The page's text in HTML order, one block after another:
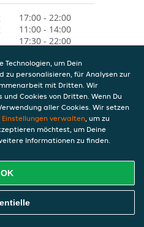
17:00 - 22:00
11:00 - 14:00
17:30 - 22:00
17:30 - 22:00
11:00 - 14:00
17:30 - 22:00
11:00 - 14:00
17:30 - 22:00
11:00 - 14:00
17:30 - 22:00
11:00 - 14:00
um Dein
zu personalisieren, für Analysen zur
mit Dritten. Wir
Cookies von Dritten. Wenn Du
aller Cookies. Wir setzen
Einstellungen verwalten, um zu
möchtest, um Deine
Informationen zu finden.
OK